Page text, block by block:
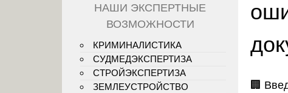
🏢
НАШИ ЭКСПЕРТНЫЕ
ВОЗМОЖНОСТИ
КРИМИНАЛИСТИКА
СУДМЕДЭКСПЕРТИЗА
СТРОЙЭКСПЕРТИЗА
ЗЕМЛЕУСТРОЙСТВО